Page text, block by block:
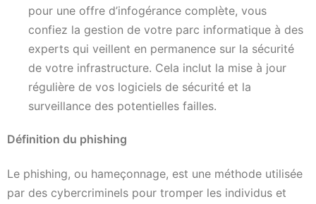
pour une offre d’infogérance complète, vous
confiez la gestion de votre parc informatique à des
experts qui veillent en permanence sur la sécurité
de votre infrastructure. Cela inclut la mise à jour
régulière de vos logiciels de sécurité et la
surveillance des potentielles failles.
Définition du phishing
Le phishing, ou hameçonnage, est une méthode utilisée
par des cybercriminels pour tromper les individus et